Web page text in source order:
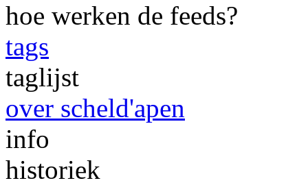
hoe werken de feeds?
tags
taglijst
over scheld'apen
info
historiek